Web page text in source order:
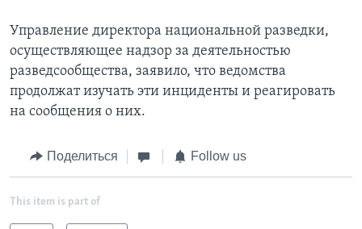
Управление директора национальной разведки,
осуществляющее надзор за деятельностью
разведсообщества, заявило, что ведомства
продолжат изучать эти инциденты и реагировать
на сообщения о них.
Поделиться Follow us
This item is part of